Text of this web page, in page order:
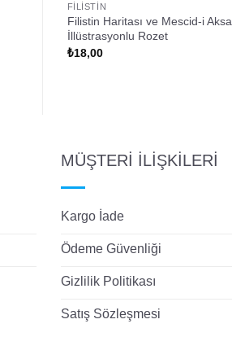
FILISTIN
Filistin Haritası ve Mescid-i Aksa
İllüstrasyonlu Rozet
₺18,00
MÜŞTERİ İLİŞKİLERİ
Kargo İade
Ödeme Güvenliği
Gizlilik Politikası
Satış Sözleşmesi